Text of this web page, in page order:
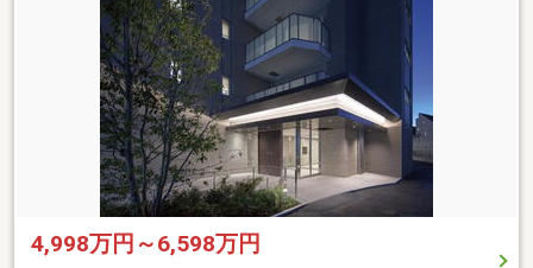
4,998万円～6,598万円